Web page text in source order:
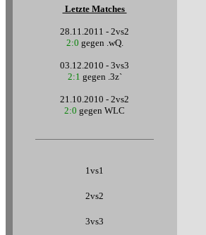
Letzte Matches
28.11.2011 - 2vs2
2:0 gegen .wQ.
03.12.2010 - 3vs3
2:1 gegen .3z`
21.10.2010 - 2vs2
2:0 gegen WLC
1vs1
2vs2
3vs3